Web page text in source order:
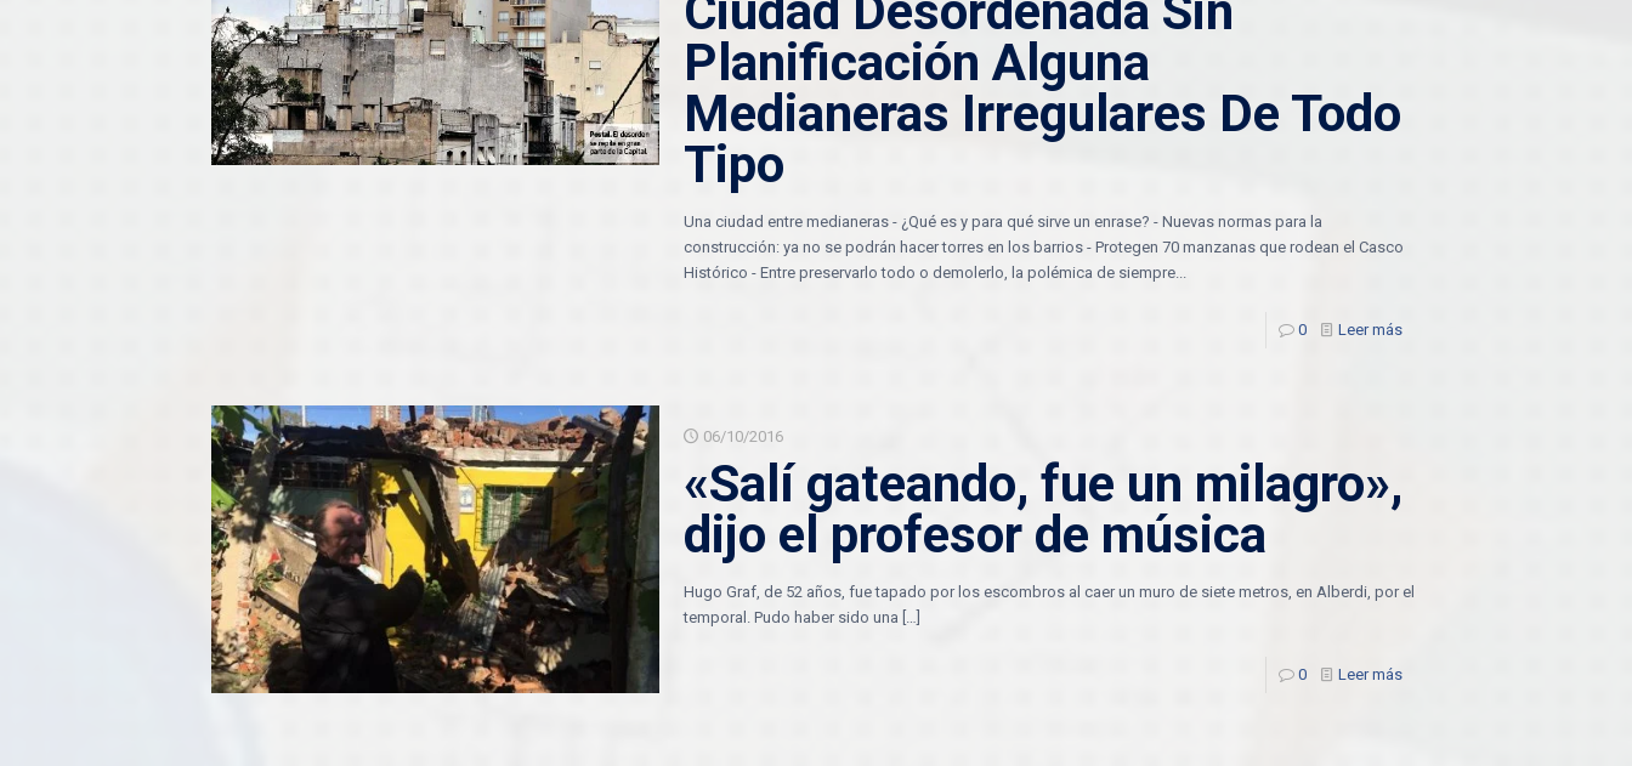
Planificación Alguna
Medianeras Irregulares De Todo
Tipo
Una ciudad entre medianeras - ¿Qué es y para qué sirve un enrase? - Nuevas normas para la
construcción: ya no se podrán hacer torres en los barrios - Protegen 70 manzanas que rodean el Casco
Histórico - Entre preservarlo todo o demolerlo, la polémica de siempre...
0 Leer más
06/10/2016
«Salí gateando, fue un milagro»,
dijo el profesor de música
Hugo Graf, de 52 años, fue tapado por los escombros al caer un muro de siete metros, en Alberdi, por el
temporal. Pudo haber sido una […]
0 Leer más